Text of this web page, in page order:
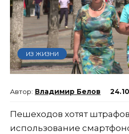
ИЗ ЖИЗНИ
Владимир Белов
Пешеходов хотят
использование